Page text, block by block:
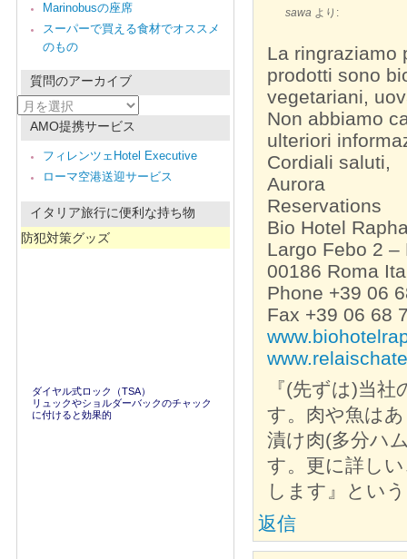
sawa より:
La ringraziamo
prodotti sono
vegetariani,
Non abbiamo
ulteriori
Cordiali saluti,
Aurora
Reservations
Bio Hotel
Largo Febo 2 –
00186 Roma
Phone +39 06
Fax +39 06 68
『(先ずは)当
す。肉や魚は
漬け肉(多分ハ
す。更に詳し
します』とい
返信
Marinobusの座席
スーパーで買える食材でオススメ
のもの
質問のアーカイブ
質
問
AMO提携サービス
フィレンツェHotel Executive
ローマ空港送迎サービス
イタリア旅行に便利な持ち物
防犯対策グッズ
ダイヤル式ロック（TSA）
リュックやショルダーバックのチャック
に付けると効果的